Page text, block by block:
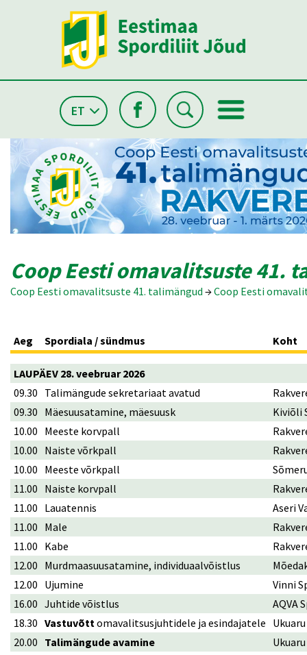
ET
Coop Eesti omavalitsuste 41.
Coop Eesti omavalitsuste 41. talimängud →Coop Eesti
Aeg Spordiala / sündmus Koht
LAUPÄEV 28. veebruar 2026
09.30 Talimängude sekretariaat avatud
09.30 Mäesuusatamine, mäesuusk
Kiviõli
10.00 Meeste korvpall
10.00 Naiste võrkpall
10.00 Meeste võrkpall
11.00 Naiste korvpall
11.00 Lauatennis
Aseri
11.00 Male
11.00 Kabe
12.00 Murdmaasuusatamine, individuaalvõistlus
12.00 Ujumine
Vinni
16.00 Juhtide võistlus
AQVA
18.30 Vastuvõttomavalitsusjuhtidele ja esindajatele
20.00 Talimängude avamine